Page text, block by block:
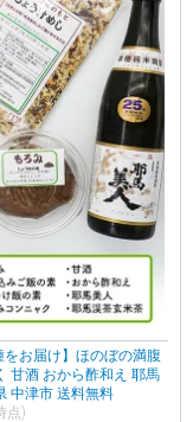
をお届け】ほのぼの満腹
甘酒 おから酢和え 耶馬
中津市 送料無料
点)